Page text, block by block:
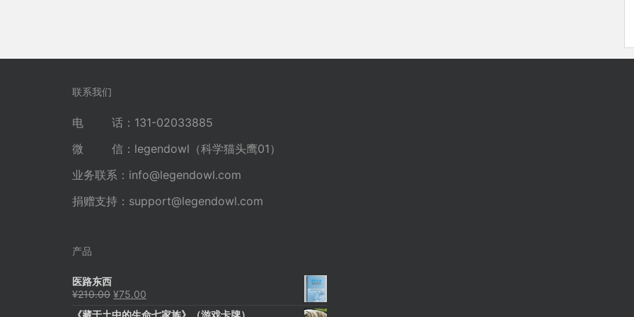
联系我们
电 话：131-02033885
微 信：legendowl（科学猫头鹰01）
业务联系： info@legendowl.com
捐赠支持： support@legendowl.com
产品
医路东西
¥210.00 原
¥75.00